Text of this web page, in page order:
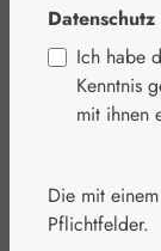
Regulärer
59,50 €
Inhalt:0.064
Datenschutz
Ich habe
Kenntnis
mit ihnen
Die mit
Pflichtfelder.